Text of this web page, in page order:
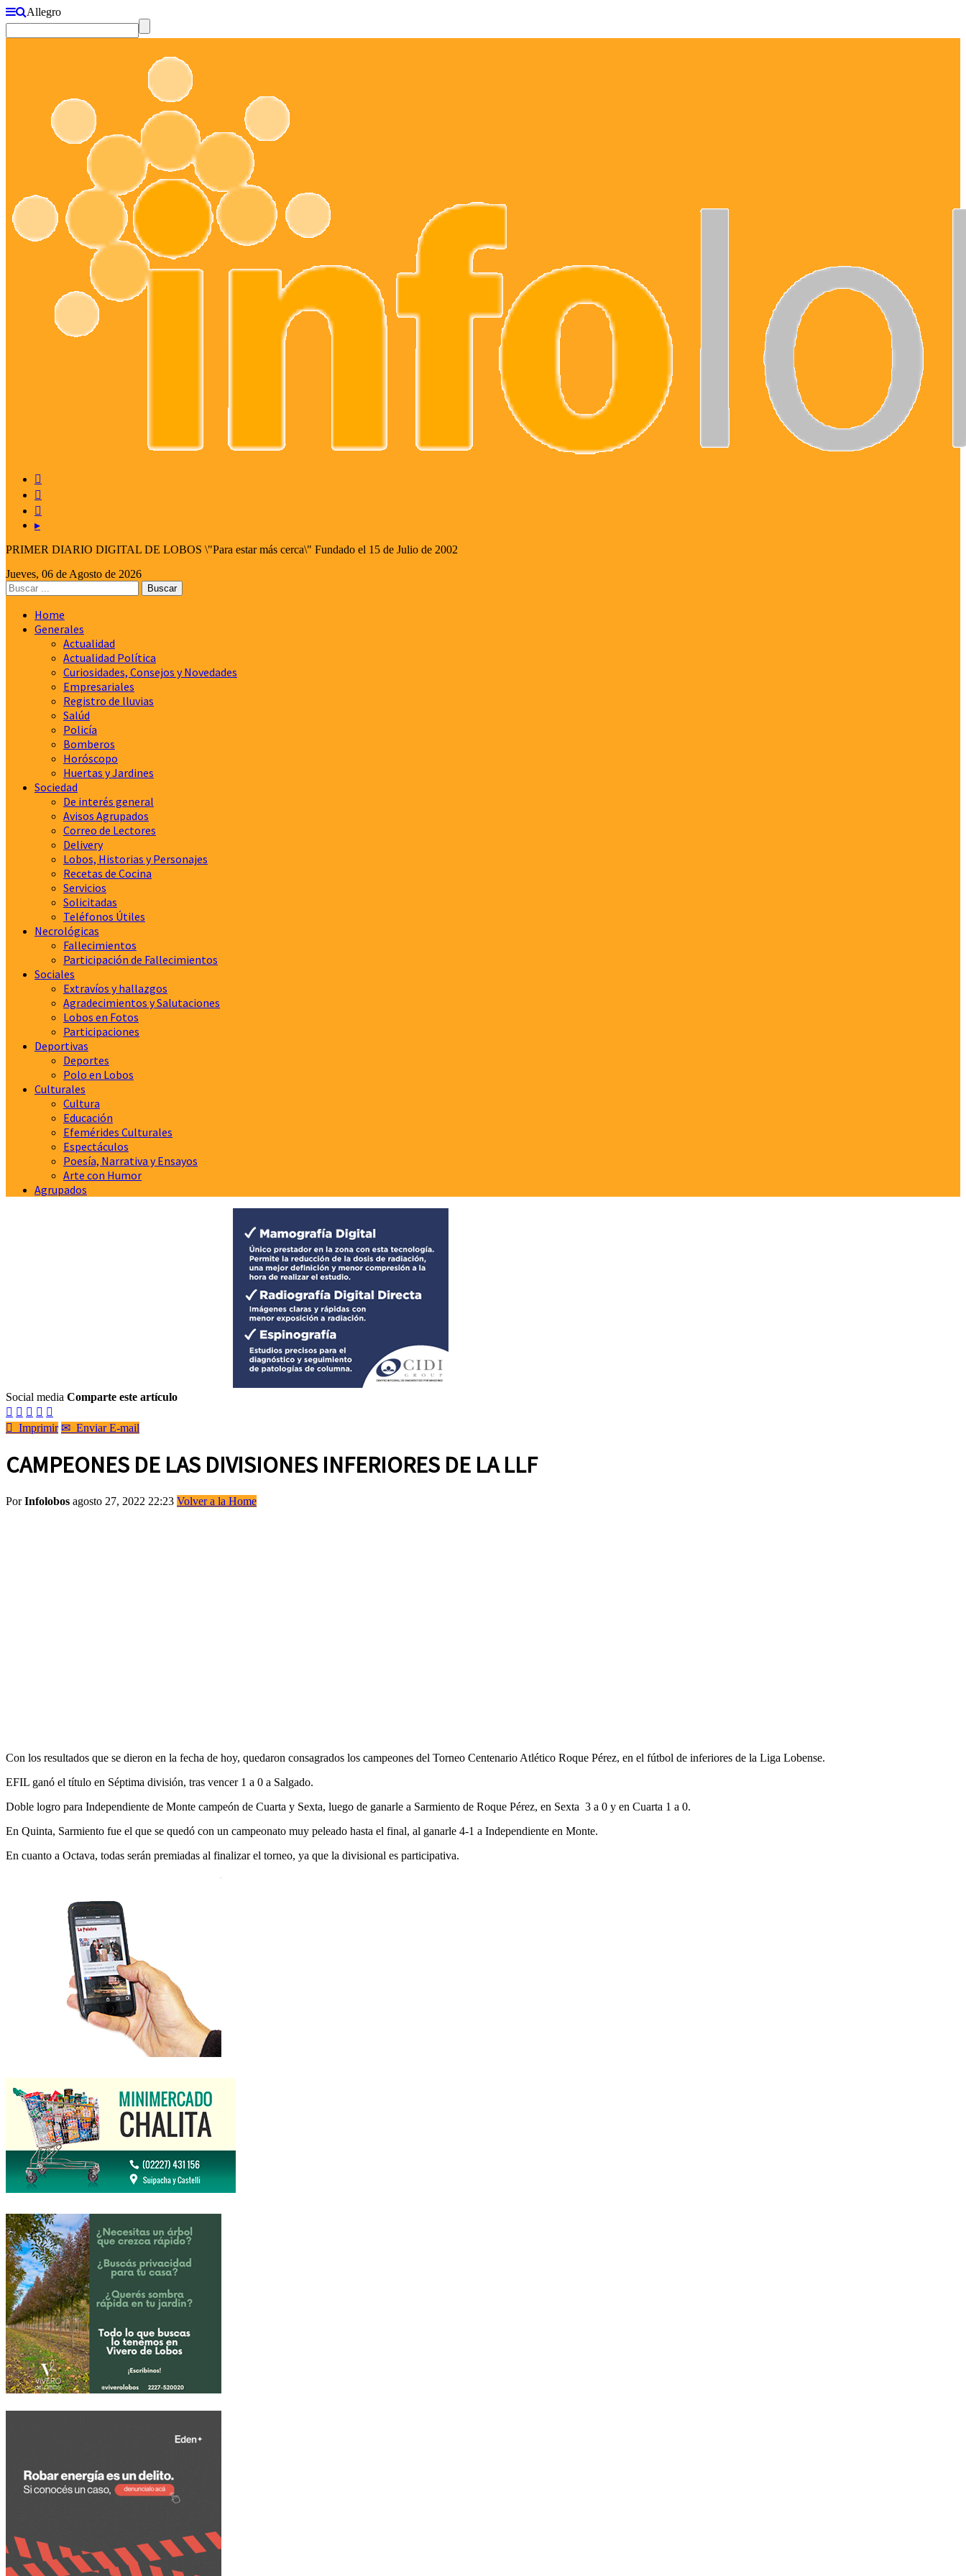
Allegro



▸
PRIMER DIARIO DIGITAL DE LOBOS \"Para estar más cerca\" Fundado el 15 de Julio de 2002
Jueves, 06 de Agosto de 2026
Home
Generales
Actualidad
Actualidad Política
Curiosidades, Consejos y Novedades
Empresariales
Registro de lluvias
Salúd
Policía
Bomberos
Horóscopo
Huertas y Jardines
Sociedad
De interés general
Avisos Agrupados
Correo de Lectores
Delivery
Lobos, Historias y Personajes
Recetas de Cocina
Servicios
Solicitadas
Teléfonos Útiles
Necrológicas
Fallecimientos
Participación de Fallecimientos
Sociales
Extravíos y hallazgos
Agradecimientos y Salutaciones
Lobos en Fotos
Participaciones
Deportivas
Deportes
Polo en Lobos
Culturales
Cultura
Educación
Efemérides Culturales
Espectáculos
Poesía, Narrativa y Ensayos
Arte con Humor
Agrupados
Social media Comparte este artículo
    
 Imprimir ✉ Enviar E-mail
CAMPEONES DE LAS DIVISIONES INFERIORES DE LA LLF
PorInfolobos agosto 27, 2022 22:23 Volver a la Home
Con los resultados que se dieron en la fecha de hoy, quedaron consagrados los campeones del Torneo Centenario Atlético Roque Pérez, en el fútbol de inferiores de la Liga Lobense.
EFIL ganó el título en Séptima división, tras vencer 1 a 0 a Salgado.
Doble logro para Independiente de Monte campeón de Cuarta y Sexta, luego de ganarle a Sarmiento de Roque Pérez, en Sexta 3 a 0 y en Cuarta 1 a 0.
En Quinta, Sarmiento fue el que se quedó con un campeonato muy peleado hasta el final, al ganarle 4-1 a Independiente en Monte.
En cuanto a Octava, todas serán premiadas al finalizar el torneo, ya que la divisional es participativa.